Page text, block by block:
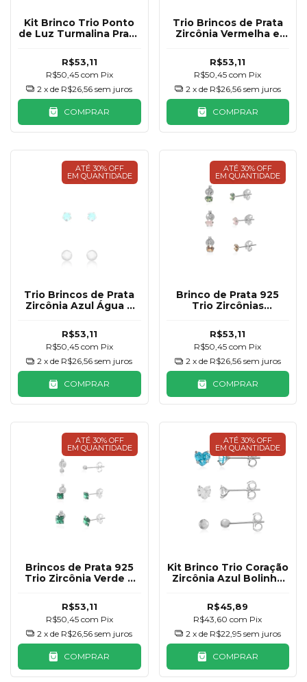
Kit Brinco Trio Ponto
de Luz Turmalina Prata
R$53,11
R$50,45 com Pix
2 x de R$26,56 sem juros
COMPRAR
Trio Brincos de Prata
Zircônia Vermelha e
R$53,11
R$50,45com Pix
2 x de R$26,56 sem juros
COMPRAR
ATÉ 30% OFF
EM QUANTIDADE
Trio Brincos de Prata
Zircônia Azul Água e
R$53,11
R$50,45 com Pix
2 x de R$26,56 sem juros
COMPRAR
ATÉ 30% OFF
EM QUANTIDADE
Brinco de Prata 925
Trio Zircônias
R$53,11
R$50,45com Pix
2 x de R$26,56 sem juros
COMPRAR
ATÉ 30% OFF
EM QUANTIDADE
Brincos de Prata 925
Trio Zircônia Verde e
R$53,11
R$50,45 com Pix
2 x de R$26,56 sem juros
COMPRAR
ATÉ 30% OFF
EM QUANTIDADE
Kit Brinco Trio Coração
Zircônia Azul Bolinha
R$45,89
R$43,60com Pix
2 x de R$22,95 sem juros
COMPRAR